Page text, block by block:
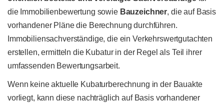
die Immobilienbewertung sowie Bauzeichner, die auf Basis
vorhandener Pläne die Berechnung durchführen.
Immobiliensachverständige, die ein Verkehrswertgutachten
erstellen, ermitteln die Kubatur in der Regel als Teil ihrer
umfassenden Bewertungsarbeit.
Wenn keine aktuelle Kubaturberechnung in der Bauakte
vorliegt, kann diese nachträglich auf Basis vorhandener